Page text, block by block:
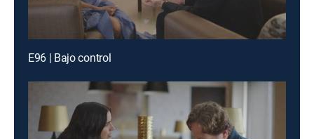
E96 | Bajo control